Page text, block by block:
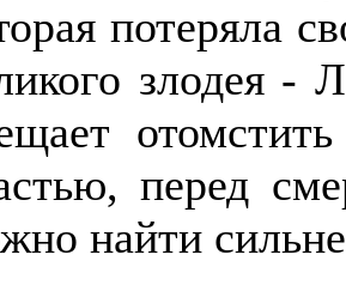
потеряла
злодея -
перед
найти